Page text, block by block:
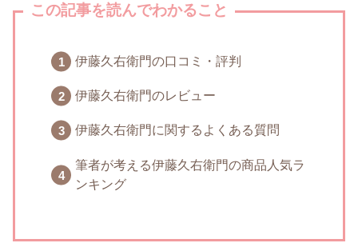
この記事を読んでわかること
伊藤久右衛門の口コミ・評判
伊藤久右衛門のレビュー
伊藤久右衛門に関するよくある質問
筆者が考える伊藤久右衛門の商品人気ラ
ンキング